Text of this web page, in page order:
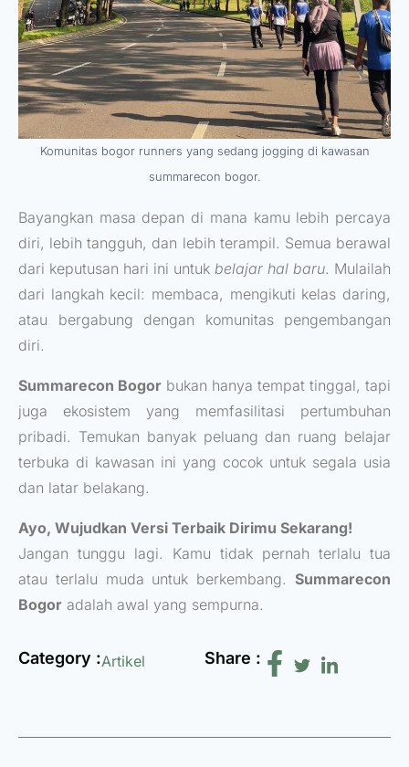
Komunitas bogor runners yang sedang jogging di kawasan
summarecon bogor.
Bayangkan masa depan di mana kamu lebih percaya
diri, lebih tangguh, dan lebih terampil. Semua berawal
dari keputusan hari ini untuk belajar hal baru. Mulailah
dari langkah kecil: membaca, mengikuti kelas daring,
atau bergabung dengan komunitas pengembangan
diri.
Summarecon Bogor bukan hanya tempat tinggal, tapi
juga ekosistem yang memfasilitasi pertumbuhan
pribadi. Temukan banyak peluang dan ruang belajar
terbuka di kawasan ini yang cocok untuk segala usia
dan latar belakang.
Ayo, Wujudkan Versi Terbaik Dirimu Sekarang!
Jangan tunggu lagi. Kamu tidak pernah terlalu tua
atau terlalu muda untuk berkembang. Summarecon
Bogor adalah awal yang sempurna.
Category :Artikel Share :